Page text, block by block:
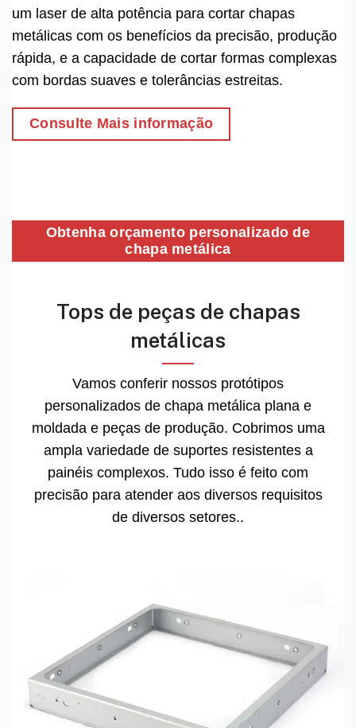
um laser de alta potência para cortar chapas
metálicas com os benefícios da precisão, produção
rápida, e a capacidade de cortar formas complexas
com bordas suaves e tolerâncias estreitas.
Consulte Mais informação
Obtenha orçamento personalizado de
chapa metálica
Tops de peças de chapas
metálicas
Vamos conferir nossos protótipos
personalizados de chapa metálica plana e
moldada e peças de produção. Cobrimos uma
ampla variedade de suportes resistentes a
painéis complexos. Tudo isso é feito com
precisão para atender aos diversos requisitos
de diversos setores..